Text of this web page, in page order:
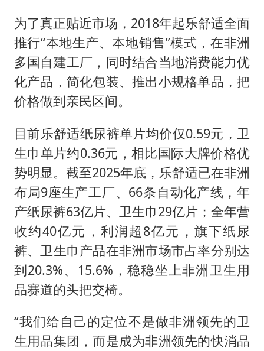
为了真正贴近市场，2018年起乐舒适全面
推行“本地生产、本地销售”模式，在非洲
多国自建工厂，同时结合当地消费能力优
化产品，简化包装、推出小规格单品，把
价格做到亲民区间。
目前乐舒适纸尿裤单片均价仅0.59元，卫
生巾单片约0.36元，相比国际大牌价格优
势明显。截至2025年底，乐舒适已在非洲
布局9座生产工厂、66条自动化产线，年
产纸尿裤63亿片、卫生巾29亿片；全年营
收约40亿元，利润超8亿元，旗下纸尿
裤、卫生巾产品在非洲市场市占率分别达
到20.3%、15.6%，稳稳坐上非洲卫生用
品赛道的头把交椅。
“我们给自己的定位不是做非洲领先的卫
生用品集团，而是成为非洲领先的快消品